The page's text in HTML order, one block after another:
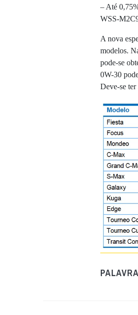
– Até
WSS-
A nova
modelos.
pode-se
0W-30
Deve-se